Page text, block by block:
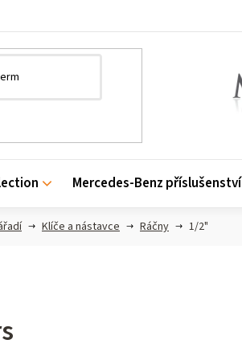
Mercedes-Benz příslušenství
Klíče a nástavce Ráčny 1/2"